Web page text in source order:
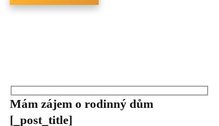
Mám zájem o rodinný dům
[_post_title]